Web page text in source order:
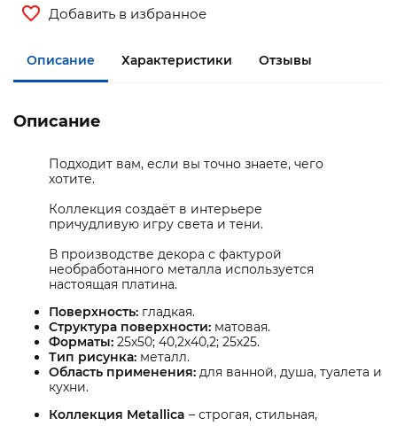
Добавить в избранное
Описание Характеристики Отзывы
Описание
Подходит вам, если вы точно знаете, чего
хотите.
Коллекция создаёт в интерьере
причудливую игру света и тени.
В производстве декора с фактурой
необработанного металла используется
настоящая платина.
Поверхность: гладкая.
Структура поверхности: матовая.
Форматы: 25х50; 40,2х40,2; 25х25.
Тип рисунка: металл.
Область применения: для ванной, душа, туалета и
кухни.
Коллекция Metallica – строгая, стильная,